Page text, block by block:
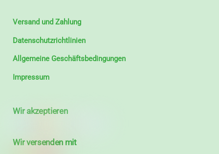
Versand und Zahlung
Datenschutzrichtlinien
Allgemeine Geschäftsbedingungen
Impressum
Wir akzeptieren
Wir versenden mit